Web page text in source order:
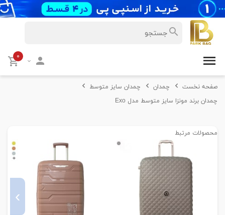
۰
صفحه نخست چمدان
چمدان سایز متوسط
چمدان برند مونزا سایز متوسط مدل Exo
محصولات مرتبط
›